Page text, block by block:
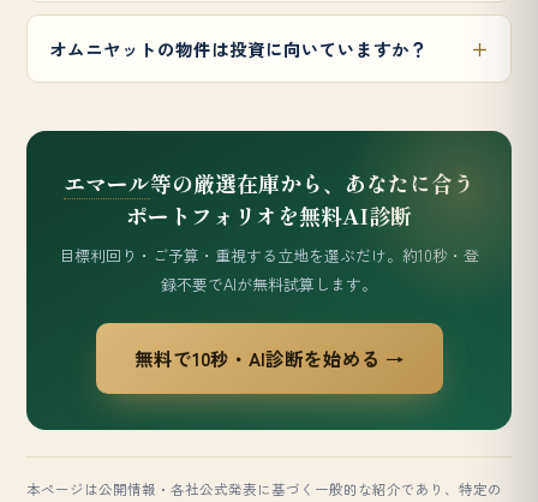
オムニヤットの物件は投資に向いていますか？
エマール等の厳選在庫から、あなたに合う
ポートフォリオを無料AI診断
目標利回り・ご予算・重視する立地を選ぶだけ。約10秒・登
録不要でAIが無料試算します。
無料で10秒・AI診断を始める →
本ページは公開情報・各社公式発表に基づく一般的な紹介であり、特定の